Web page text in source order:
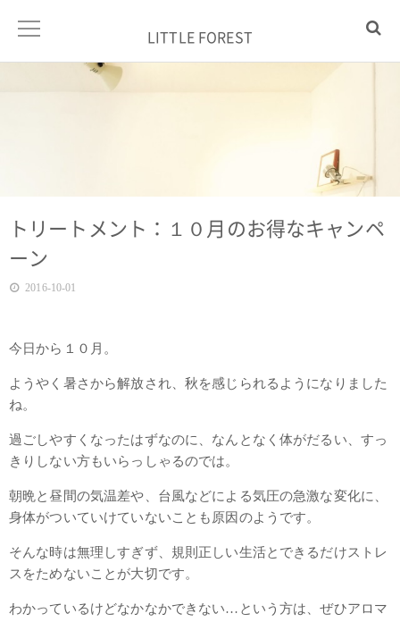
LITTLE FOREST
トリートメント：１０月のお得なキャンペ
ーン
2016-10-01
今日から１０月。
ようやく暑さから解放され、秋を感じられるようになりました
ね。
過ごしやすくなったはずなのに、なんとなく体がだるい、すっ
きりしない方もいらっしゃるのでは。
朝晩と昼間の気温差や、台風などによる気圧の急激な変化に、
身体がついていけていないことも原因のようです。
そんな時は無理しすぎず、規則正しい生活とできるだけストレ
スをためないことが大切です。
わかっているけどなかなかできない…という方は、ぜひアロマ